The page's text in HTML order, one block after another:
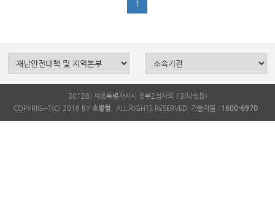
1
30128) 세종특별자치시 정부2청사로 13(나성동)
COPYRIGHT(C) 2016 BY 소방청. ALL RIGHTS RESERVED. 기술지원 : 1600-6970